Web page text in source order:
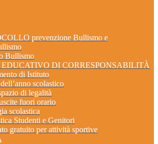
prevenzione Bullismo e
Bullismo
EDUCATIVO DI CORRESPONSABILITÀ
di Istituto
scolastico
di legalità
fuori orario
scolastica
Studenti e Genitori
gratuito per attività sportive